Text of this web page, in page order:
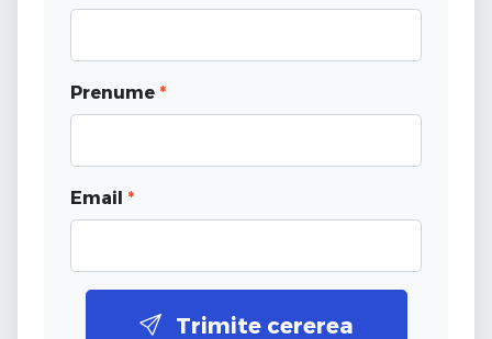
Prenume *
Email *
Trimite cererea